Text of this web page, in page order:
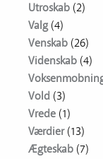
Utroskab (2)
Valg(4)
Venskab (26)
Videnskab (4)
Vold (3)
Vrede (1)
Værdier(13)
Ægteskab (7)